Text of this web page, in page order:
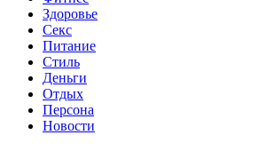
Здоровье
Секс
Питание
Стиль
Деньги
Отдых
Персона
Новости